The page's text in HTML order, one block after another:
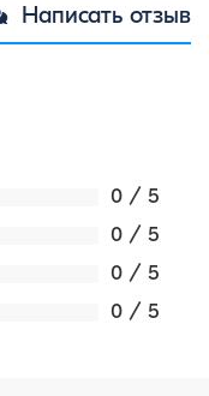
Написать отзыв
0 / 5
0 / 5
0 / 5
0 / 5